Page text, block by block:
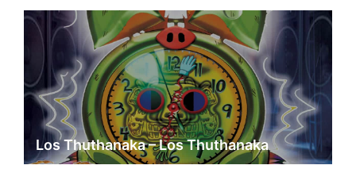
Los Thuthanaka – Los Thuthanaka